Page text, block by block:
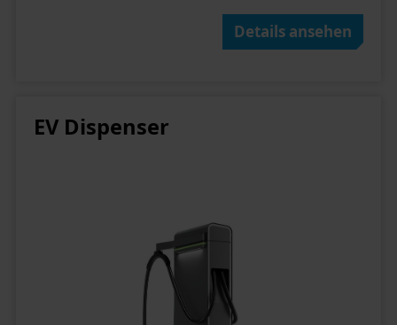
Details ansehen
EV Dispenser